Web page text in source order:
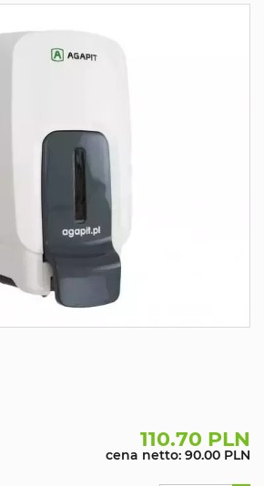
110.70 PLN
cena netto: 90.00 PLN